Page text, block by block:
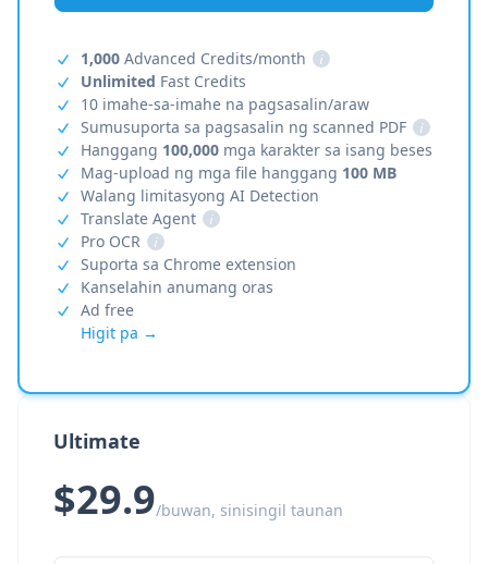
1,000 Advanced Credits/month
i
Unlimited Fast Credits
10 imahe-sa-imahe na pagsasalin/araw
Sumusuporta sa pagsasalin ng scanned PDF
i
Hanggang 100,000 mga karakter sa isang beses
Mag-upload ng mga file hanggang 100 MB
Walang limitasyong AI Detection
Translate Agent
i
Pro OCR
i
Suporta sa Chrome extension
Kanselahin anumang oras
Ad free
Higit pa →
Ultimate
$29.9/buwan, sinisingil taunan